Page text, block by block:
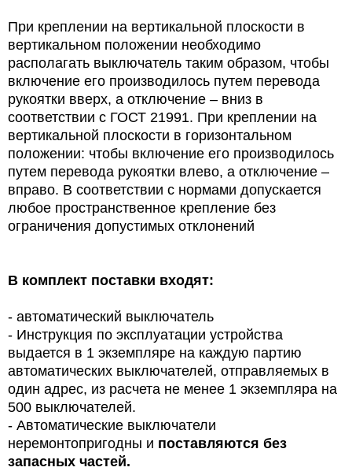
При креплении на вертикальной плоскости в
вертикальном положении необходимо
располагать выключатель таким образом, чтобы
включение его производилось путем перевода
рукоятки вверх, а отключение – вниз в
соответствии с ГОСТ 21991. При креплении на
вертикальной плоскости в горизонтальном
положении: чтобы включение его производилось
путем перевода рукоятки влево, а отключение –
вправо. В соответствии с нормами допускается
любое пространственное крепление без
ограничения допустимых отклонений
В комплект поставки входят:
- автоматический выключатель
- Инструкция по эксплуатации устройства
выдается в 1 экземпляре на каждую партию
автоматических выключателей, отправляемых в
один адрес, из расчета не менее 1 экземпляра на
500 выключателей.
- Автоматические выключатели
неремонтопригодны и поставляются без
запасных частей.